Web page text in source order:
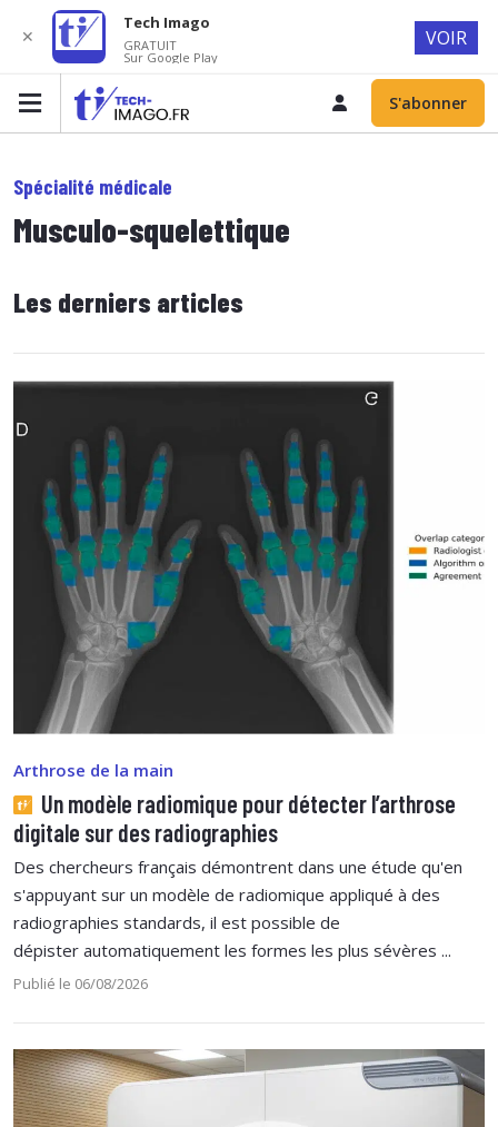
S'abonner
Spécialité médicale
Musculo-squelettique
Les derniers articles
Arthrose de la main
Un modèle radiomique pour détecter l’arthrose
digitale sur des radiographies
Des chercheurs français démontrent dans une étude qu'en
s'appuyant sur un modèle de radiomique appliqué à des
radiographies standards, il est possible de
dépister automatiquement les formes les plus sévères ...
Publié le 06/08/2026
✕
Tech Imago
GRATUIT
Sur Google Play
VOIR